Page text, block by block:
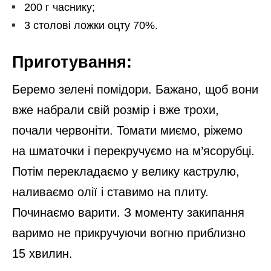
200 г часнику;
3 столові ложки оцту 70%.
Приготування:
Беремо зелені помідори. Бажано, щоб вони
вже набрали свій розмір і вже трохи,
почали червоніти. Томати миємо, ріжемо
на шматочки і перекручуємо на м’ясорубці.
Потім перекладаємо у велику каструлю,
наливаємо олії і ставимо на плиту.
Починаємо варити. З моменту закипання
варимо не прикручуючи вогню приблизно
15 хвилин.